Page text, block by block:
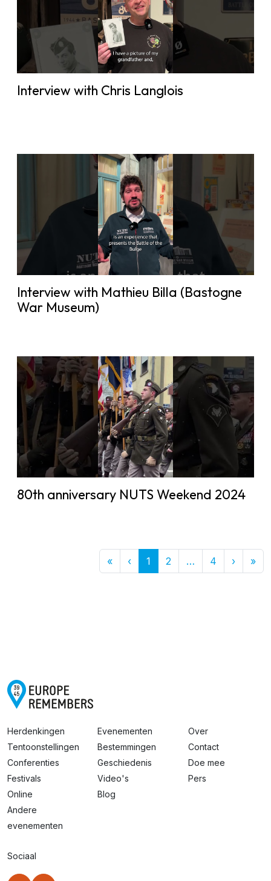
Interview with Chris Langlois
Interview with Mathieu Billa (Bastogne
War Museum)
80th anniversary NUTS Weekend 2024
«First
‹Previous
1 2 … More
4 › Next
»
Herdenkingen
Tentoonstellingen
Conferenties
Festivals
Online
Andere
evenementen
Evenementen
Bestemmingen
Geschiedenis
Video's
Blog
Over
Contact
Doe mee
Pers
Sociaal